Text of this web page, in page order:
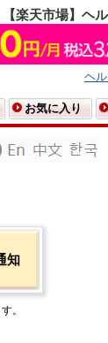
【楽天市場】ヘ
ヘ
お気に入り
知
。